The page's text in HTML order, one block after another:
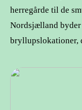
herregårde til de
Nordsjælland
bryllupslokationer,